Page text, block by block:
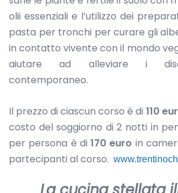
olii essenziali e l’utilizzo dei
pasta per tronchi per curare gli
in contatto vivente con il mondo
aiutare ad alleviare i
contemporaneo.
Il prezzo di ciascun corso è di 110
costo del soggiorno di 2 notti in
per persona è di170 euro in
partecipanti al corso.